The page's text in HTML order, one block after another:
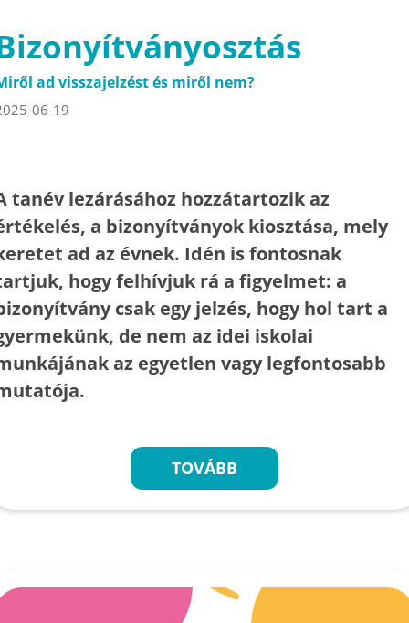
ad visszajelzést és miről nem?
06-19
tanév lezárásához hozzátartozik az
a bizonyítványok kiosztása, mely
ad az évnek. Idén is fontosnak
hogy felhívjuk rá a figyelmet: a
csak egy jelzés, hogy hol tart a
de nem az idei iskolai
az egyetlen vagy legfontosabb
TOVÁBB